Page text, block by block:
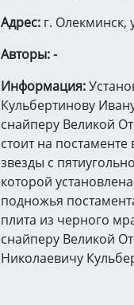
Адрес: г. Олекминск,
Авторы: -
Информация:
Кульбертинову
снайперу Великой
стоит на
звезды с
которой
подножья
плита из черного
снайперу Великой
Николаевичу